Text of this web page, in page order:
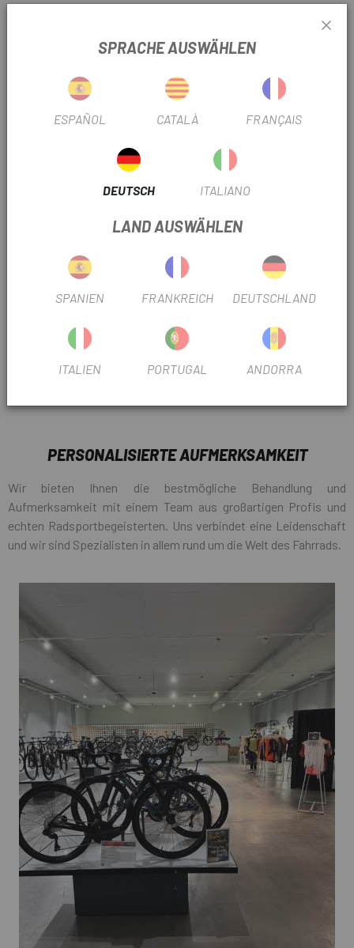
PERSONALISIERTE AUFMERKSAMKEIT
Wir bieten Ihnen die bestmögliche Behandlung und
Aufmerksamkeit mit einem Team aus großartigen Profis und
echten Radsportbegeisterten. Uns verbindet eine Leidenschaft
und wir sind Spezialisten in allem rund um die Welt des Fahrrads.
SPRACHE AUSWÄHLEN
ESPAÑOL CATALÀ FRANÇAIS
DEUTSCH ITALIANO
LAND AUSWÄHLEN
SPANIEN FRANKREICH DEUTSCHLAND
ITALIEN PORTUGAL ANDORRA